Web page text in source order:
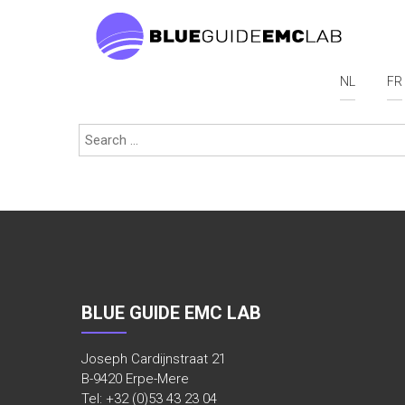
BLUE GUIDE EMC
LAB IS EEN
EMC EN LVD
(SAFETY)
METINGEN
NORMEN
HET LABO
LEVERT
NL FR
It seems we can’t find what you’re looking for.
BLUE GUIDE EMC LAB
Joseph Cardijnstraat 21
B-9420 Erpe-Mere
Tel: +32 (0)53 43 23 04